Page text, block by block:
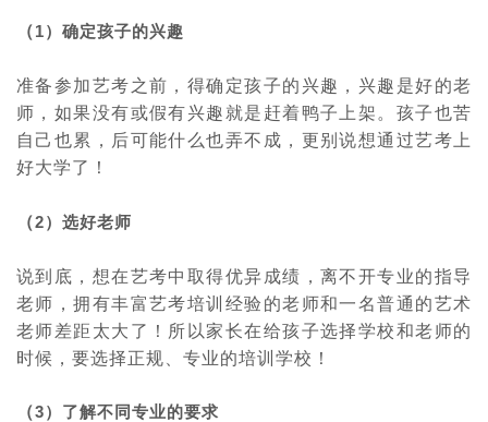
（1）确定孩子的兴趣
准备参加艺考之前，得确定孩子的兴趣，兴趣是好的老
师，如果没有或假有兴趣就是赶着鸭子上架。孩子也苦
自己也累，后可能什么也弄不成，更别说想通过艺考上
好大学了！
（2）选好老师
说到底，想在艺考中取得优异成绩，离不开专业的指导
老师，拥有丰富艺考培训经验的老师和一名普通的艺术
老师差距太大了！所以家长在给孩子选择学校和老师的
时候，要选择正规、专业的培训学校！
（3）了解不同专业的要求